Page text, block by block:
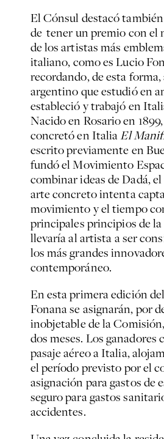
El Cónsul destacó
de tener un premio con el
de los artistas más
italiano, como es Lucio
recordando, de esta
argentino que estudió en
estableció y trabajó en
Nacido en Rosario en
concretó en ItaliaEl
escrito previamente en
fundó el Movimiento
combinar ideas de Dadá,
arte concreto intenta
movimiento y el tiempo
principales principios de la
llevaría al artista a ser
los más grandes
contemporáneo.
En esta primera edición
Fonana se asignarán, por
inobjetable de la
dos meses. Los ganadores
pasaje aéreo a Italia,
el período previsto por el
asignación para gastos de
seguro para gastos
accidentes.